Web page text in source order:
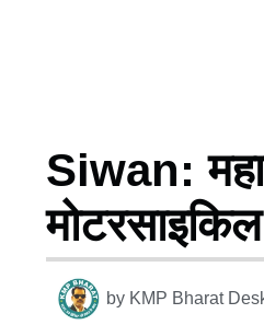
Siwan:
by KMP Bharat